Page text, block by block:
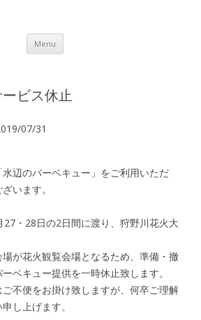
Menu Skip to content
ビス休止
07/31
辺のバーベキュー」をご利用いただ
います。
・28日の2日間に渡り、狩野川花火大
が花火観覧会場となるため、準備・撤
ベキュー提供を一時休止致します。
不便をお掛け致しますが、何卒ご理解
し上げます。